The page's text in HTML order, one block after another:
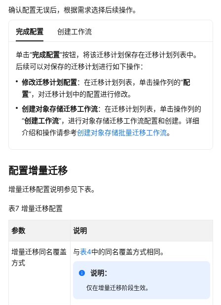
确认配置无误后，根据需求选择后续操作。
完成配置 创建工作流
单击“完成配置”按钮，将该迁移计划保存在迁移计划列表中。
后续可以对保存的迁移计划进行如下操作：
修改迁移计划配置：在迁移计划列表，单击操作列的“配
置”，对迁移计划中的配置进行修改。
创建对象存储迁移工作流：在迁移计划列表，单击操作列的
“创建工作流”，进行对象存储迁移工作流配置和创建。详细
介绍和操作请参考创建对象存储批量迁移工作流。
配置增量迁移
增量迁移配置说明参见下表。
表7 增量迁移配置
参数 说明
增量迁移同名覆盖
方式
与表4中的同名覆盖方式相同。
说明：
仅在增量迁移阶段生效。